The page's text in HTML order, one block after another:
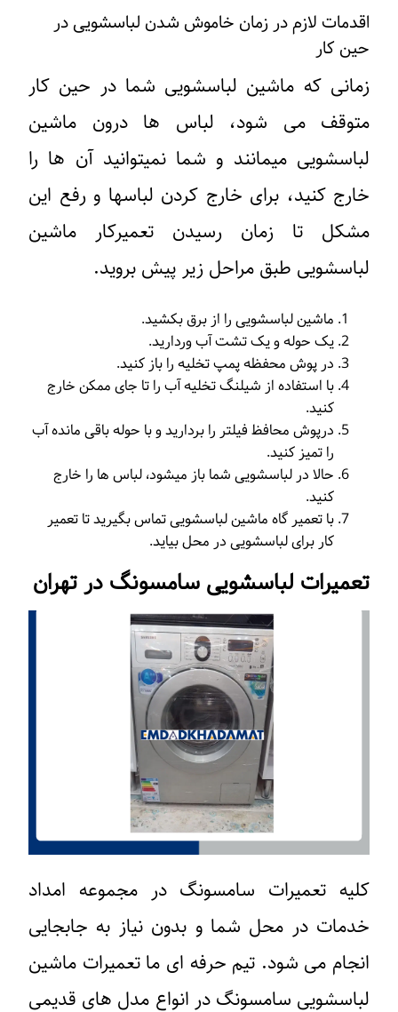
اقدمات لازم در زمان خاموش شدن لباسشویی در
حین کار
زمانی که ماشین لباسشویی شما در حین کار
متوقف می شود، لباس ها درون ماشین
لباسشویی میمانند و شما نمیتوانید آن ها را
خارج کنید، برای خارج کردن لباسها و رفع این
مشکل تا زمان رسیدن تعمیرکار ماشین
لباسشویی طبق مراحل زیر پیش بروید.
ماشین لباسشویی را از برق بکشید.
یک حوله و یک تشت آب وردارید.
در پوش محفظه پمپ تخلیه را باز کنید.
با استفاده از شیلنگ تخلیه آب را تا جای ممکن خارج
کنید.
درپوش محافظ فیلتر را بردارید و با حوله باقی مانده آب
را تمیز کنید.
حالا در لباسشویی شما باز میشود، لباس ها را خارج
کنید.
با تعمیر گاه ماشین لباسشویی تماس بگیرید تا تعمیر
کار برای لباسشویی در محل بیاید.
تعمیرات لباسشویی سامسونگ در تهران
کلیه تعمیرات سامسونگ در مجموعه امداد
خدمات در محل شما و بدون نیاز به جابجایی
انجام می شود. تیم حرفه ای ما تعمیرات ماشین
لباسشویی سامسونگ در انواع مدل های قدیمی